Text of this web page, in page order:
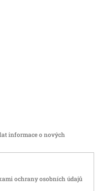
informace o nových
ochrany osobních údajů